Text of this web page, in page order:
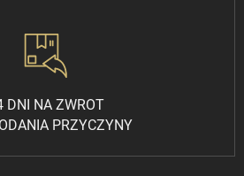
DNI NA ZWROT
PRZYCZYNY